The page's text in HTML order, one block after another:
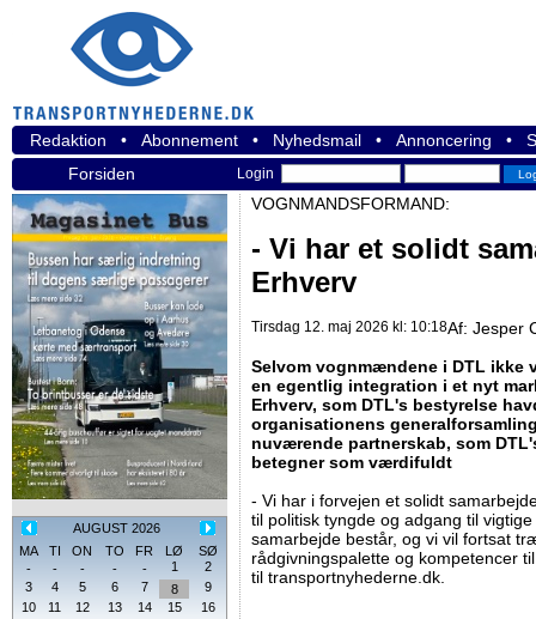
Redaktion • Abonnement • Nyhedsmail • Annoncering •
Forsiden
Login
AUGUST 2026
MA
TI ON TO FR LØ
SØ
-
- - - - 1
2
3
4 5 6 7 8
9
10
11 12 13 14 15
16
VOGNMANDSFORMAND:
- Vi har et solidt
Erhverv
Tirsdag 12. maj 2026 kl: 10:18Af: Jesper
Selvom vognmændene i DTL ikke
en egentlig integration i et nyt
Erhverv, som DTL's bestyrelse
organisationens
nuværende partnerskab, som
betegner som værdifuldt
- Vi har i forvejen et solidt
til politisk tyngde og adgang til
samarbejde består, og vi vil fortsat
rådgivningspalette og kompetencer
til transportnyhederne.dk.